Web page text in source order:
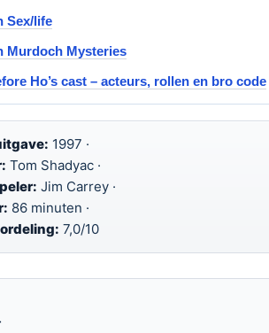
Sex/life
Murdoch Mysteries
Ho’s cast – acteurs, rollen en bro code
1997 ·
Tom Shadyac ·
Jim Carrey ·
86 minuten ·
7,0/10